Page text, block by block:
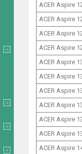
ACER Aspire
ACER Aspire
ACER Aspire
ACER Aspire
ACER Aspire
ACER Aspire
ACER Aspire
ACER Aspire
ACER Aspire
ACER Aspire
ACER Aspire